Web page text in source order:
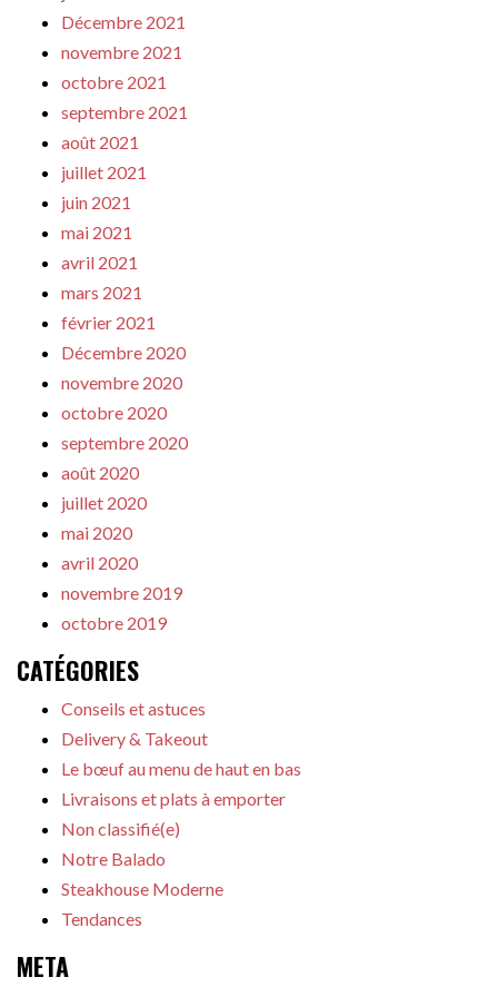
Décembre 2021
novembre 2021
octobre 2021
septembre 2021
août 2021
juillet 2021
juin 2021
mai 2021
avril 2021
mars 2021
février 2021
Décembre 2020
novembre 2020
octobre 2020
septembre 2020
août 2020
juillet 2020
mai 2020
avril 2020
novembre 2019
octobre 2019
CATÉGORIES
Conseils et astuces
Delivery & Takeout
Le bœuf au menu de haut en bas
Livraisons et plats à emporter
Non classifié(e)
Notre Balado
Steakhouse Moderne
Tendances
META